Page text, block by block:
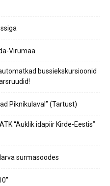
Virumaa
bussiekskursioonid
Piknikulaval” (Tartust)
“Auklik idapiir Kirde-Eestis”
surmasoodes